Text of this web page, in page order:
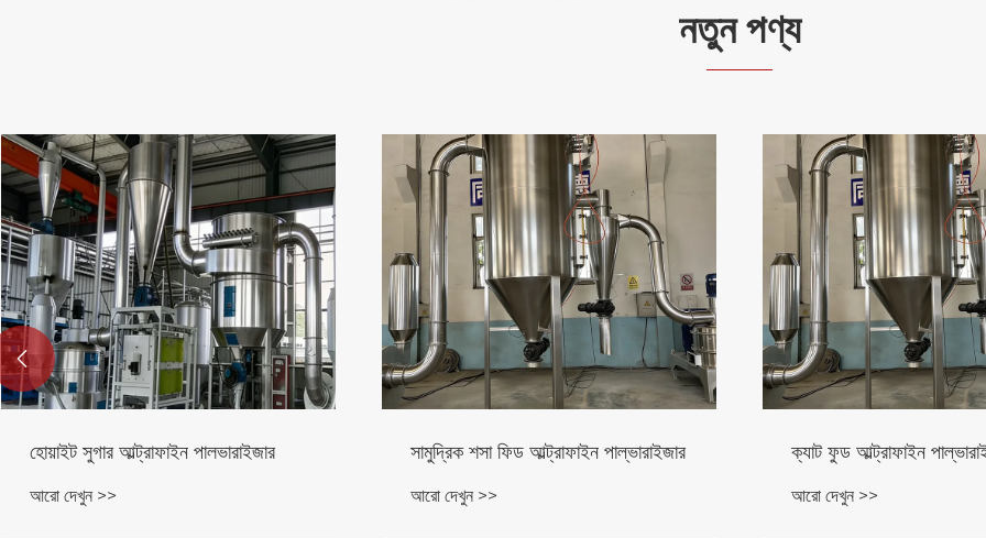
নতুন পণ্য
ফরেজ গ্রাস আল্ট্রাফাইন পাল্ভারাইজার
আরো দেখুন >>
পাইরোলাইসিস কার্বন আল্ট্রাফাইন
হোয়াইট সুগার আল্ট্রাফাইন
আরো দেখুন >>
